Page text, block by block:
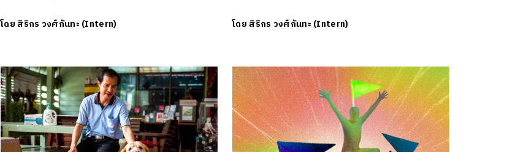
โดย สิริกร วงศ์กันทะ (Intern) โดย สิริกร วงศ์กันทะ (Intern)